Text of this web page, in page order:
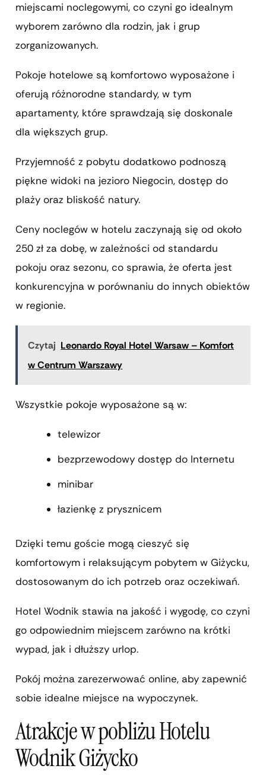
miejscami noclegowymi, co czyni go idealnym
wyborem zarówno dla rodzin, jak i grup
zorganizowanych.
Pokoje hotelowe są komfortowo wyposażone i
oferują różnorodne standardy, w tym
apartamenty, które sprawdzają się doskonale
dla większych grup.
Przyjemność z pobytu dodatkowo podnoszą
piękne widoki na jezioro Niegocin, dostęp do
plaży oraz bliskość natury.
Ceny noclegów w hotelu zaczynają się od około
250 zł za dobę, w zależności od standardu
pokoju oraz sezonu, co sprawia, że oferta jest
konkurencyjna w porównaniu do innych obiektów
w regionie.
Czytaj Leonardo Royal Hotel Warsaw – Komfort
w Centrum Warszawy
Wszystkie pokoje wyposażone są w:
telewizor
bezprzewodowy dostęp do Internetu
minibar
łazienkę z prysznicem
Dzięki temu goście mogą cieszyć się
komfortowym i relaksującym pobytem w Giżycku,
dostosowanym do ich potrzeb oraz oczekiwań.
Hotel Wodnik stawia na jakość i wygodę, co czyni
go odpowiednim miejscem zarówno na krótki
wypad, jak i dłuższy urlop.
Pokój można zarezerwować online, aby zapewnić
sobie idealne miejsce na wypoczynek.
Atrakcje w pobliżu Hotelu
Wodnik Giżycko